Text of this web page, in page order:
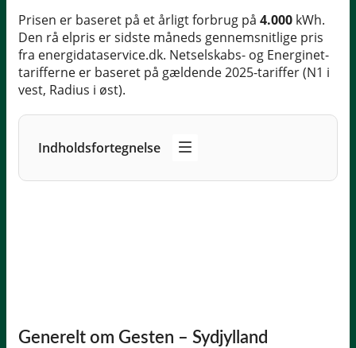
Prisen er baseret på et årligt forbrug på 4.000 kWh.
Den rå elpris er sidste måneds gennemsnitlige pris
fra energidataservice.dk. Netselskabs- og Energinet-
tarifferne er baseret på gældende 2025-tariffer (N1 i
vest, Radius i øst).
Indholdsfortegnelse
Generelt om Gesten – Sydjylland